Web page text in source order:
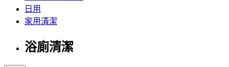
日用
家用清潔
浴廁清潔